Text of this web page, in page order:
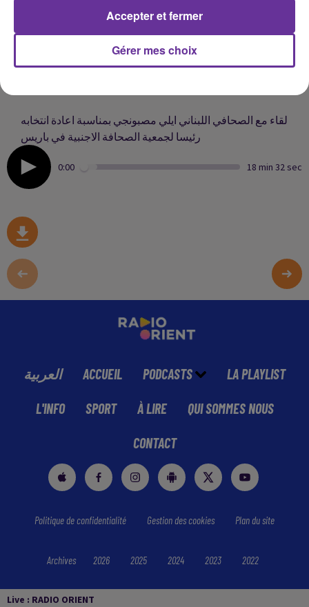
Live : RADIO ORIENT
باجراء الانتخابات هذا الاسبوع
تصاعد حدة مطالبة السودانيين لعودة الحكم المدني وسقوط
لقاء مع الصحافي اللبناني ايلي مصبونجي بمناسبة اعادة انتخابه
رئيسا لجمعية الصحافة الاجنبية في باريس
0:00 18 min 32 sec
العربية ACCUEIL PODCASTS LA PLAYLIST
L'INFO SPORT À LIRE QUI SOMMES NOUS
CONTACT
Politique de confidentialité Gestion des cookies Plan du site
Archives 2026 2025 2024 2023 2022
Gérer mes choix
Accepter et fermer